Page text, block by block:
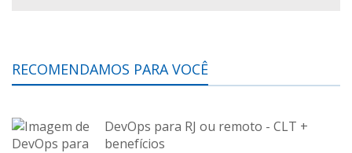
RECOMENDAMOS PARA VOCÊ
DevOps para RJ ou remoto - CLT +
benefícios